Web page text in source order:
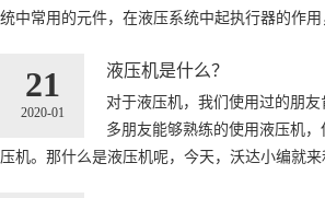
统中常用的元件，在液压系统中起执行器的作用
21
2020-01
液压机是什么？
对于液压机，我们使用过的朋
多朋友能够熟练的使用液压机
压机。那什么是液压机呢，今天，沃达小编就来